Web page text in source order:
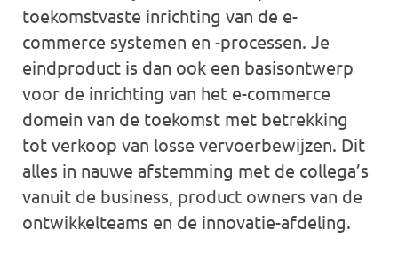
toekomstvaste inrichting van de e-
commerce systemen en -processen. Je
eindproduct is dan ook een basisontwerp
voor de inrichting van het e-commerce
domein van de toekomst met betrekking
tot verkoop van losse vervoerbewijzen. Dit
alles in nauwe afstemming met de collega’s
vanuit de business, product owners van de
ontwikkelteams en de innovatie-afdeling.